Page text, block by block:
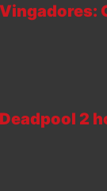
2